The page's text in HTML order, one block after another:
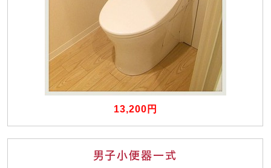
13,200円
男子小便器一式